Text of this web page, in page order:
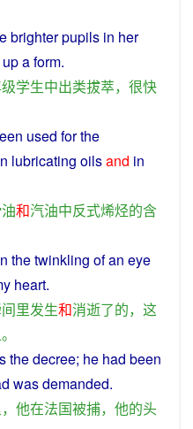
brighterpupils in her
upaform.
学生中出类拔萃， 很快
used for the
lubricating oilsand in
和汽油中反式烯烃的含
thetwinkling of an eye
heart.
里发生和消逝了的， 这
。
thedecree; he had been
wasdemanded.
， 他在法国被捕， 他的头